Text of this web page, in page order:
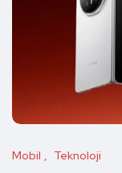
Mobil Teknoloji